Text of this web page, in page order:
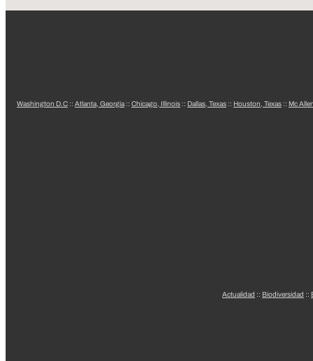
Washington D.C :: Atlanta, Georgia :: Chicago, Illinois :: Dallas, Texas :: Houston, Texas :: Mc
Actualidad :: Biodiversidad ::